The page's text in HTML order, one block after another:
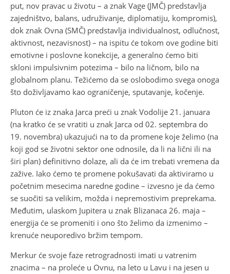
put, nov pravac u životu – a znak Vage (JMČ) predstavlja
zajedništvo, balans, udruživanje, diplomatiju, kompromis),
dok znak Ovna (SMČ) predstavlja individualnost, odlučnost,
aktivnost, nezavisnost) – na ispitu će tokom ove godine biti
emotivne i poslovne konekcije, a generalno ćemo biti
skloni impulsivnim potezima – bilo na ličnom, bilo na
globalnom planu. Težićemo da se oslobodimo svega onoga
što doživljavamo kao ograničenje, sputavanje, kočenje.
Pluton će iz znaka Jarca preći u znak Vodolije 21. januara
(na kratko će se vratiti u znak Jarca od 02. septembra do
19. novembra) ukazujući na to da promene koje želimo (na
koji god se životni sektor one odnosile, da li na lični ili na
širi plan) definitivno dolaze, ali da će im trebati vremena da
zažive. Iako ćemo te promene pokušavati da aktiviramo u
početnim mesecima naredne godine – izvesno je da ćemo
se suočiti sa velikim, možda i nepremostivim preprekama.
Međutim, ulaskom Jupitera u znak Blizanaca 26. maja –
energija će se promeniti i ono što želimo da izmenimo –
krenuće neuporedivo bržim tempom.
Merkur će svoje faze retrogradnosti imati u vatrenim
znacima – na proleće u Ovnu, na leto u Lavu i na jesen u